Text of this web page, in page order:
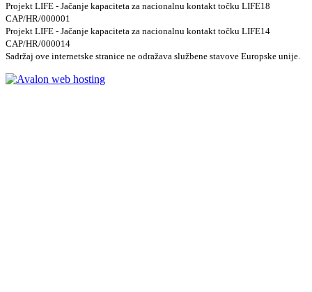
Projekt LIFE - Jačanje kapaciteta za nacionalnu kontakt točku LIFE18
CAP/HR/000001
Projekt LIFE - Jačanje kapaciteta za nacionalnu kontakt točku LIFE14
CAP/HR/000014
Sadržaj ove internetske stranice ne odražava službene stavove Europske unije.